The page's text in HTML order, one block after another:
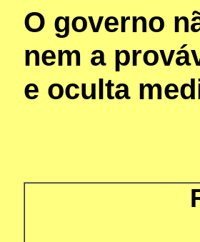
O governo
nem a
e oculta